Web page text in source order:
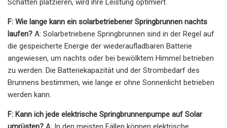
Schatten platzieren, wird ihre Leistung optimiert.
F: Wie lange kann ein solarbetriebener Springbrunnen nachts
laufen? A: Solarbetriebene Springbrunnen sind in der Regel auf
die gespeicherte Energie der wiederaufladbaren Batterie
angewiesen, um nachts oder bei bewölktem Himmel betrieben
zu werden. Die Batteriekapazität und der Strombedarf des
Brunnens bestimmen, wie lange er ohne Sonnenlicht betrieben
werden kann.
F: Kann ich jede elektrische Springbrunnenpumpe auf Solar